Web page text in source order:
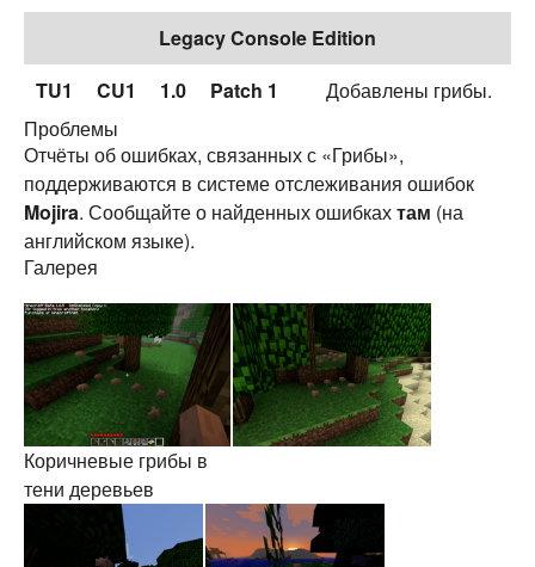
Legacy Console Edition
TU1
CU1 1.0 Patch 1
Добавлены грибы.
Проблемы
Отчёты об ошибках, связанных с «Грибы»,
поддерживаются в системе отслеживания ошибок
Mojira. Сообщайте о найденных ошибкахтам (на
английском языке).
Галерея
Коричневые грибы в
тени деревьев